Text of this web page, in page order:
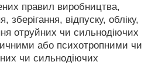
правил виробництва,
зберігання, відпуску, обліку,
отруйних чи сильнодіючих
або психотропними чи
чи сильнодіючих